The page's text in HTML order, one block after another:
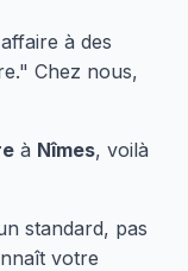
à des
Chez nous,
à Nîmes, voilà
standard, pas
votre